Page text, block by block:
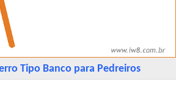
Tipo Banco para Pedreiros